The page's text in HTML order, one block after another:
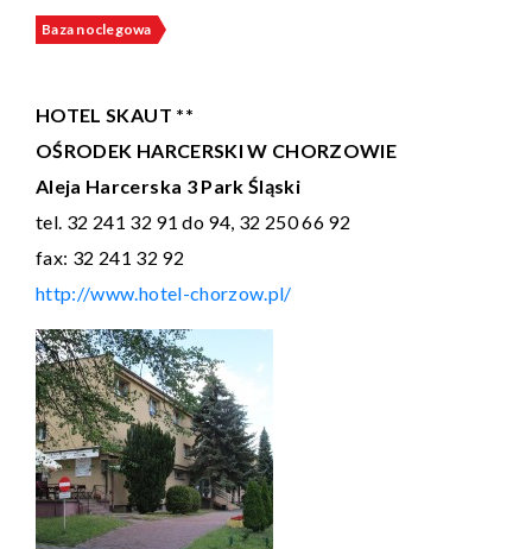
Baza noclegowa
HOTEL SKAUT **
OŚRODEK HARCERSKI W CHORZOWIE
Aleja Harcerska 3 Park Śląski
tel. 32 241 32 91 do 94, 32 250 66 92
fax: 32 241 32 92
http://www.hotel-chorzow.pl/